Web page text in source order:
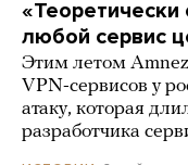
«Теоретически
любой сервис
Этим летом
VPN-сервисов у
атаку, которая
разработчика